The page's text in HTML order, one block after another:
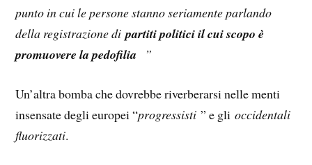
punto in cui le persone stanno seriamente parlando
della registrazione di partiti politici il cui scopo è
promuovere la pedofilia ”
Un’altra bomba che dovrebbe riverberarsi nelle menti
insensate degli europei “progressisti” e glioccidentali
fluorizzati.